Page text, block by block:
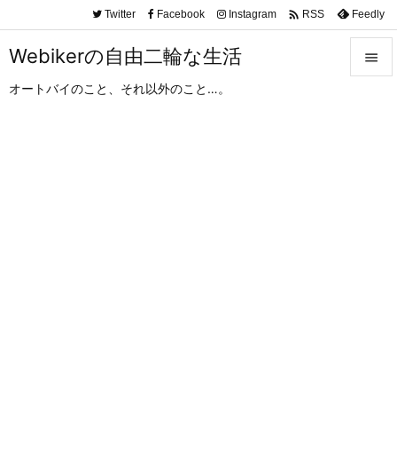
Webikerの自由二輪な生活
オートバイのこと、それ以外のこと…。

Twitter Facebook Instagram  RSS Feedly